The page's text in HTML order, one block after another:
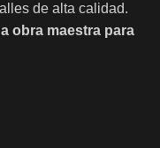
de alta calidad.
obra maestra para